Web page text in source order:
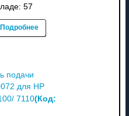
57
Подробнее
подачи
для HP
7110(Код: